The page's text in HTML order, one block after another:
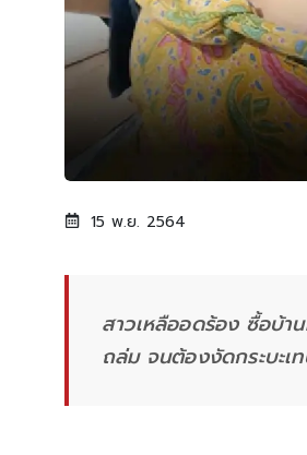
15 พ.ย. 2564
สาวเหลืออดร้อง ซื้อบ้า
ถล่ม จนต้องงัดกระบะเ